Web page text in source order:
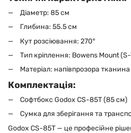
Діаметр: 85 см
Глибина: 55.5 см
Кут розсіювання: 270°
Тип кріплення: Bowens Mount
Матеріал: напівпрозора
Комплектація:
Софтбокс Godox CS-85T (85 см)
Сумка для зберігання та
Godox CS-85T — це професійне